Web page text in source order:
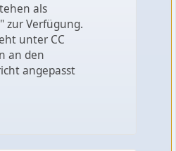
als
zur Verfügung.
unter CC
an den
angepasst